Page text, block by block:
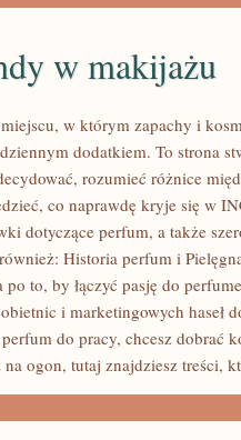
w makijażu
w którym zapachy i
dodatkiem. To strona
rozumieć różnice
co naprawdę kryje się w
dotyczące perfum, a także
Historia perfum i
po to, by łączyć pasję do
i marketingowych haseł
do pracy, chcesz dobrać
na ogon, tutaj znajdziesz treści,